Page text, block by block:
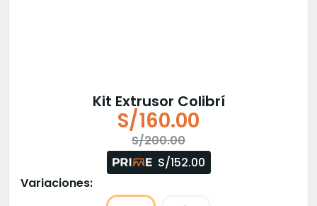
Kit Extrusor Colibrí
S/200.00
original
S/160.00
actual
S/152.00
Variaciones: